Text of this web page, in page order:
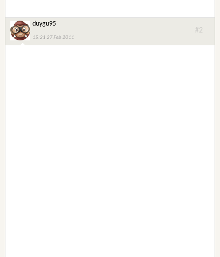
duygu95
15:21 27 Feb 2011
#2